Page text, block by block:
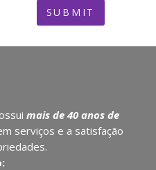
mais de 40 anos de
serviços e a satisfação